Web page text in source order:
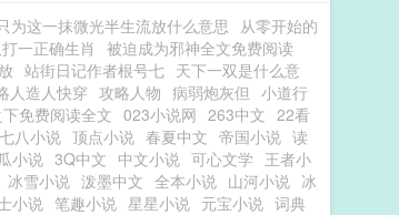
为这一抹微光半生流放什么意思
从零开始的
一正确生肖
被迫成为邪神全文免费阅读
站街日记作者根号七 天下一双是什么意
人造人快穿 攻略人物 病弱炮灰但 小道行
免费阅读全文 023小说网 263中文 22看
七八小说 顶点小说 春夏中文 帝国小说 读
小说 3Q中文 中文小说 可心文学 王者小
冰雪小说 泼墨中文 全本小说 山河小说 冰
小说 笔趣小说 星星小说 元宝小说 词典